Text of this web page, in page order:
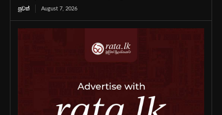
පුවත් August 7, 2026